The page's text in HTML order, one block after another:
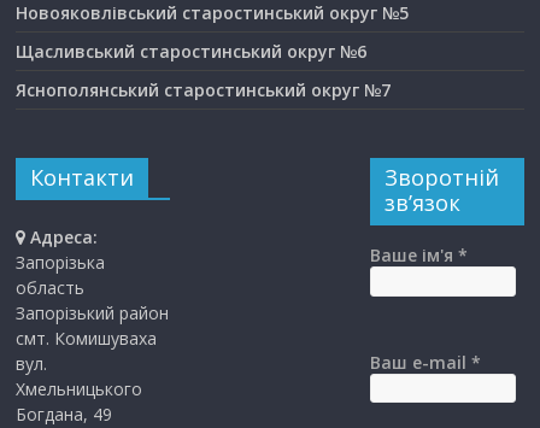
Новояковлівський старостинський округ №5
Щасливський старостинський округ №6
Яснополянський старостинський округ №7
Контакти
Адреса:
Запорізька
область
Запорізький район
смт. Комишуваха
вул.
Хмельницького
Богдана, 49
Зворотній
зв’язок
Ваше ім'я *
Ваш e-mail *